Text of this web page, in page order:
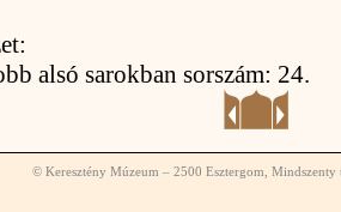
alsó sarokban sorszám: 24.
© Keresztény Múzeum – 2500 Esztergom,